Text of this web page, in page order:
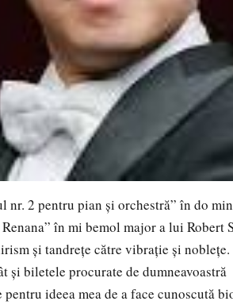
nr. 2 pentru pian și orchestră” în do
în mi bemol major a lui Robert
și tandrețe către vibrație și noblețe.
și biletele procurate de
ideea mea de a face cunoscută